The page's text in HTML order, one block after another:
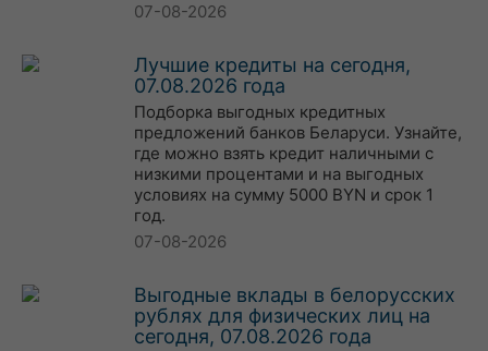
07-08-2026
Лучшие кредиты на сегодня,
07.08.2026 года
Подборка выгодных кредитных
предложений банков Беларуси. Узнайте,
где можно взять кредит наличными с
низкими процентами и на выгодных
условиях на сумму 5000 BYN и срок 1
год.
07-08-2026
Выгодные вклады в белорусских
рублях для физических лиц на
сегодня, 07.08.2026 года